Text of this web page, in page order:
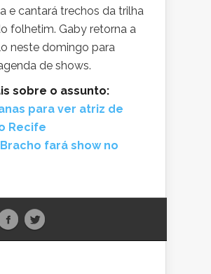
e cantará trechos da trilha
folhetim. Gaby retorna a
neste domingo para
de shows.
sobre o assunto:
para ver atriz de
Recife
fará show no